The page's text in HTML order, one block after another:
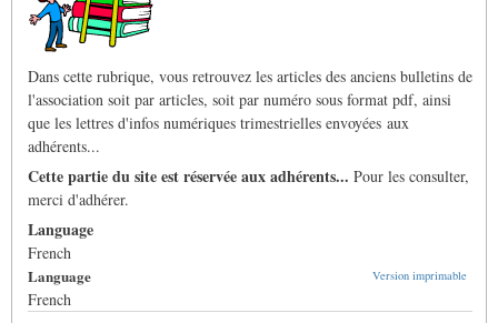
Dans cette rubrique, vous retrouvez les articles des anciens bulletins de
l'association soit par articles, soit par numéro sous format pdf, ainsi
que les lettres d'infos numériques trimestrielles envoyées aux
adhérents...
Cette partie du site est réservée aux adhérents... Pour les consulter,
merci d'adhérer.
Language
French
Version imprimable
Language
French